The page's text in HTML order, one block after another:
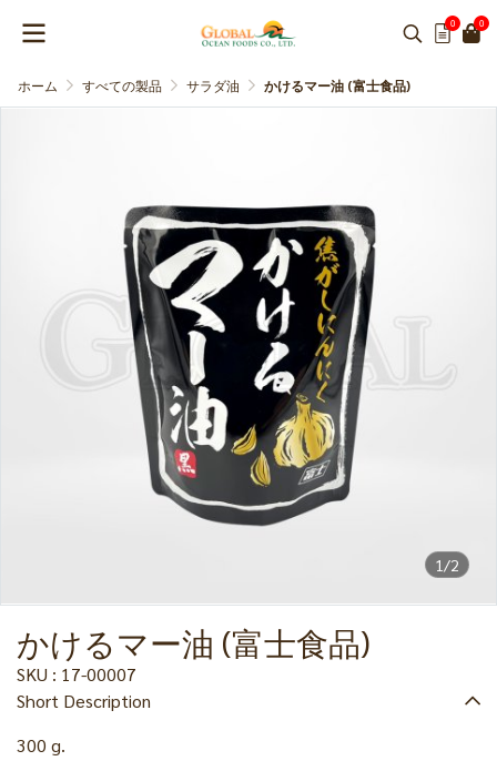
0 0
ホーム すべての製品 サラダ油 かけるマー油 (富士食品)
1/2
かけるマー油 (富士食品)
SKU : 17-00007
Short Description
300 g.